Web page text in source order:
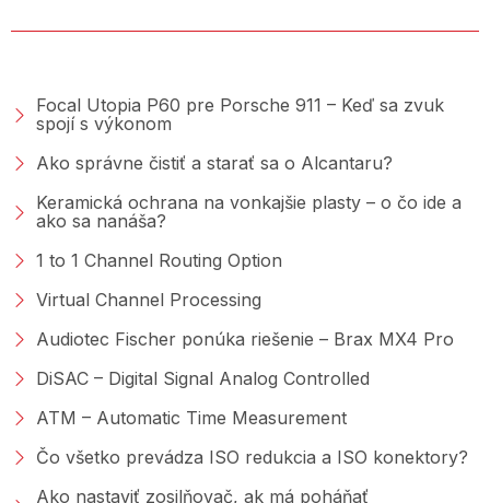
Focal Utopia P60 pre Porsche 911 – Keď sa zvuk
spojí s výkonom
Ako správne čistiť a starať sa o Alcantaru?
Keramická ochrana na vonkajšie plasty – o čo ide a
ako sa nanáša?
1 to 1 Channel Routing Option
Virtual Channel Processing
Audiotec Fischer ponúka riešenie – Brax MX4 Pro
DiSAC – Digital Signal Analog Controlled
ATM – Automatic Time Measurement
Čo všetko prevádza ISO redukcia a ISO konektory?
Ako nastaviť zosilňovač, ak má poháňať